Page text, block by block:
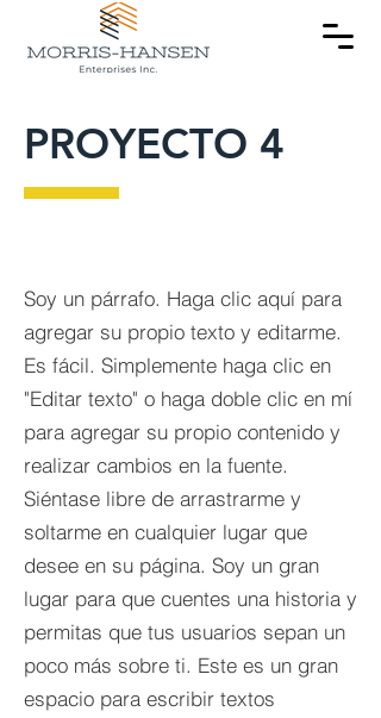
PROYECTO 4
Soy un párrafo. Haga clic aquí para
agregar su propio texto y editarme.
Es fácil. Simplemente haga clic en
"Editar texto" o haga doble clic en mí
para agregar su propio contenido y
realizar cambios en la fuente.
Siéntase libre de arrastrarme y
soltarme en cualquier lugar que
desee en su página. Soy un gran
lugar para que cuentes una historia y
permitas que tus usuarios sepan un
poco más sobre ti.​ Este es un gran
espacio para escribir textos